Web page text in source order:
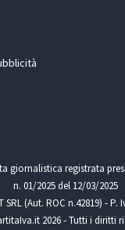
giornalistica registrata
n. 01/2025 del 12/03/2025
SRL (Aut. ROC n.42819) - P.
2026 - Tutti i diritti